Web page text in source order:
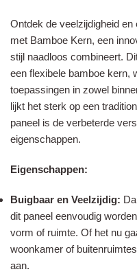
Ontdek de veelzijdigheid
met Bamboe Kern, een
stijl naadloos combineert.
een flexibele bamboe kern,
toepassingen in zowel
lijkt het sterk op een
paneel is de verbeterde
eigenschappen.
Eigenschappen:
Buigbaar en Veelzijdig:
dit paneel eenvoudig
vorm of ruimte. Of het nu
woonkamer of
aan.